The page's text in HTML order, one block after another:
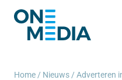
Home / Nieuws /